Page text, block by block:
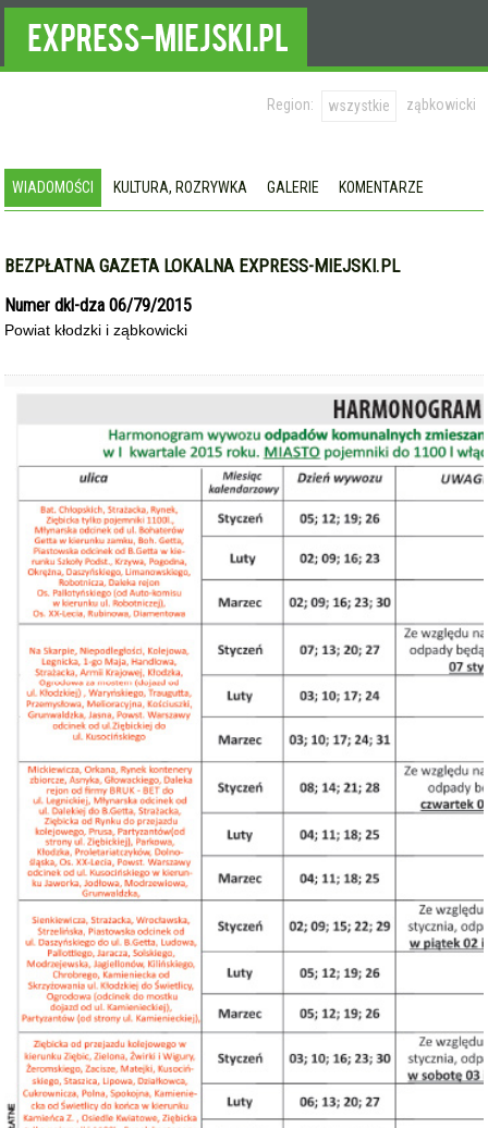
Region: wszystkie ząbkowicki
WIADOMOŚCI KULTURA, ROZRYWKA GALERIE KOMENTARZE
BEZPŁATNA GAZETA LOKALNA EXPRESS-MIEJSKI.PL
Numer dkl-dza 06/79/2015
Powiat kłodzki i ząbkowicki